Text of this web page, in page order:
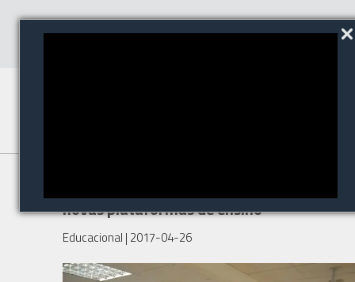
novas plataformas de ensino
Educacional | 2017-04-26